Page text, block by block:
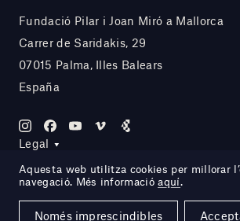
Fundació Pilar i Joan Miró a Mallorca
Carrer de Saridakis, 29
07015 Palma, Illes Balears
España
Legal
Site by DOMO—A
Aquesta web utilitza cookies per millorar
navegació. Més informacióaquí.
Només imprescindibles